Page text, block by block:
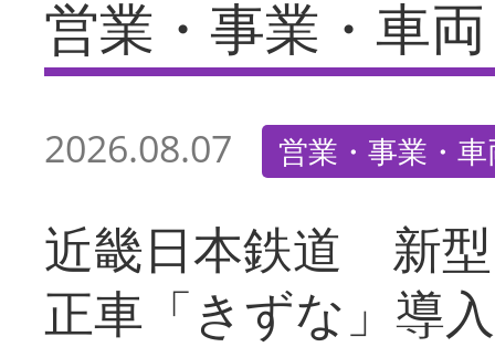
営業・事業・車両
2026.08.07 営業・事業・
近畿日本鉄道 新
正車「きずな」導入